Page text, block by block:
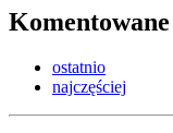
Komentowane
ostatnio
najczęściej